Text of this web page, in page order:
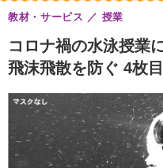
コロナ禍の水泳授業
飛沫飛散を防ぐ 4枚
教材・サービス 授業